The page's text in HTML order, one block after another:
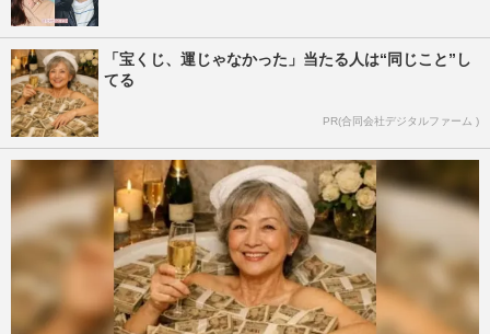
「宝くじ、運じゃなかった」当たる人は“同じこと”し
てる
PR(合同会社デジタルファーム )